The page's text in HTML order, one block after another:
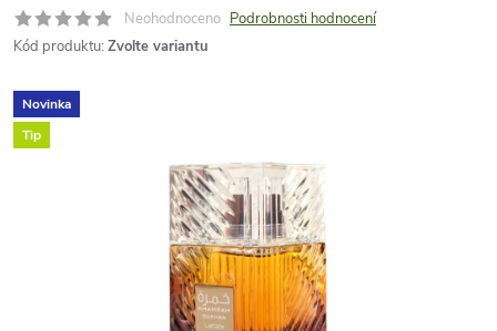
Neohodnoceno Podrobnosti hodnocení
Kód produktu: Zvolte variantu
Novinka
Tip